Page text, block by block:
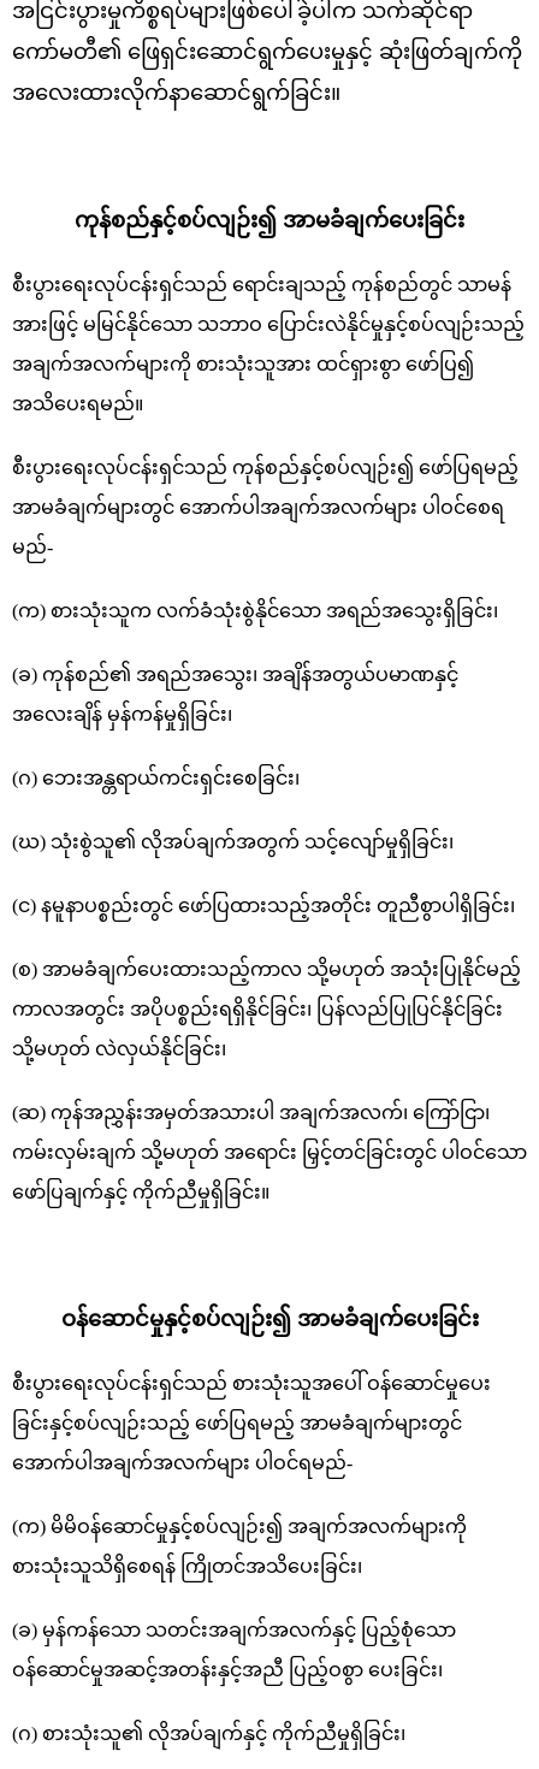
အငြင်းပွားမှုကိစ္စရပ်များဖြစ်ပေါ်ခဲ့ပါက သက်ဆိုင်ရာ
ကော်မတီ၏ ဖြေရှင်းဆောင်ရွက်ပေးမှုနှင့် ဆုံးဖြတ်ချက်ကို
အလေးထားလိုက်နာဆောင်ရွက်ခြင်း။
ကုန်စည်နှင့်စပ်လျဉ်း၍ အာမခံချက်ပေးခြင်း
စီးပွားရေးလုပ်ငန်းရှင်သည် ရောင်းချသည့် ကုန်စည်တွင် သာမန်
အားဖြင့် မမြင်နိုင်သော သဘာဝ ပြောင်းလဲနိုင်မှုနှင့်စပ်လျဉ်းသည့်
အချက်အလက်များကို စားသုံးသူအား ထင်ရှားစွာ ဖော်ပြ၍
အသိပေးရမည်။
စီးပွားရေးလုပ်ငန်းရှင်သည် ကုန်စည်နှင့်စပ်လျဉ်း၍ ဖော်ပြရမည့်
အာမခံချက်များတွင် အောက်ပါအချက်အလက်များ ပါဝင်စေရ
မည်-
(က) စားသုံးသူက လက်ခံသုံးစွဲနိုင်သော အရည်အသွေးရှိခြင်း၊
(ခ) ကုန်စည်၏ အရည်အသွေး၊ အချိန်အတွယ်ပမာဏနှင့်
အလေးချိန် မှန်ကန်မှုရှိခြင်း၊
(ဂ) ဘေးအန္တရာယ်ကင်းရှင်းစေခြင်း၊
(ဃ) သုံးစွဲသူ၏ လိုအပ်ချက်အတွက် သင့်လျော်မှုရှိခြင်း၊
(င) နမူနာပစ္စည်းတွင် ဖော်ပြထားသည့်အတိုင်း တူညီစွာပါရှိခြင်း၊
(စ) အာမခံချက်ပေးထားသည့်ကာလ သို့မဟုတ် အသုံးပြုနိုင်မည့်
ကာလအတွင်း အပိုပစ္စည်းရရှိနိုင်ခြင်း၊ ပြန်လည်ပြုပြင်နိုင်ခြင်း
သို့မဟုတ် လဲလှယ်နိုင်ခြင်း၊
(ဆ) ကုန်အညွှန်းအမှတ်အသားပါ အချက်အလက်၊ ကြော်ငြာ၊
ကမ်းလှမ်းချက် သို့မဟုတ် အရောင်း မြှင့်တင်ခြင်းတွင် ပါဝင်သော
ဖော်ပြချက်နှင့် ကိုက်ညီမှုရှိခြင်း။
ဝန်ဆောင်မှုနှင့်စပ်လျဉ်း၍ အာမခံချက်ပေးခြင်း
စီးပွားရေးလုပ်ငန်းရှင်သည် စားသုံးသူအပေါ် ဝန်ဆောင်မှုပေး
ခြင်းနှင့်စပ်လျဉ်းသည့် ဖော်ပြရမည့် အာမခံချက်များတွင်
အောက်ပါအချက်အလက်များ ပါဝင်ရမည်-
(က) မိမိဝန်ဆောင်မှုနှင့်စပ်လျဉ်း၍ အချက်အလက်များကို
စားသုံးသူသိရှိစေရန် ကြိုတင်အသိပေးခြင်း၊
(ခ) မှန်ကန်သော သတင်းအချက်အလက်နှင့် ပြည့်စုံသော
ဝန်ဆောင်မှုအဆင့်အတန်းနှင့်အညီ ပြည့်ဝစွာ ပေးခြင်း၊
(ဂ) စားသုံးသူ၏ လိုအပ်ချက်နှင့် ကိုက်ညီမှုရှိခြင်း၊